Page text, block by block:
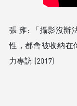
張 雍: 「攝影沒辦
性，都會被收納在
力專訪 (2017)